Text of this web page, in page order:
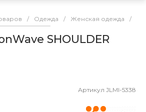
/ Одежда / Женская одежда /
SHOULDER
Артикул JLMI-5338